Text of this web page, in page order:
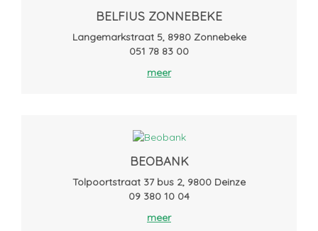
BELFIUS ZONNEBEKE
Langemarkstraat 5, 8980 Zonnebeke
051 78 83 00
meer
BEOBANK
Tolpoortstraat 37 bus 2, 9800 Deinze
09 380 10 04
meer